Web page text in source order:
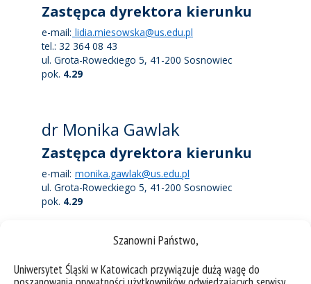
Szanowni Państwo,
Uniwersytet Śląski w Katowicach przywiązuje dużą wagę do
Zastępca dyrektora kierunku
e-mail: lidia.miesowska@us.edu.pl
tel.: 32 364 08 43
ul. Grota-Roweckiego 5, 41-200 Sosnowiec
pok. 4.29
dr Monika Gawlak
Zastępca dyrektora kierunku
e-mail: monika.gawlak@us.edu.pl
ul. Grota-Roweckiego 5, 41-200 Sosnowiec
pok. 4.29
Harmonogramy